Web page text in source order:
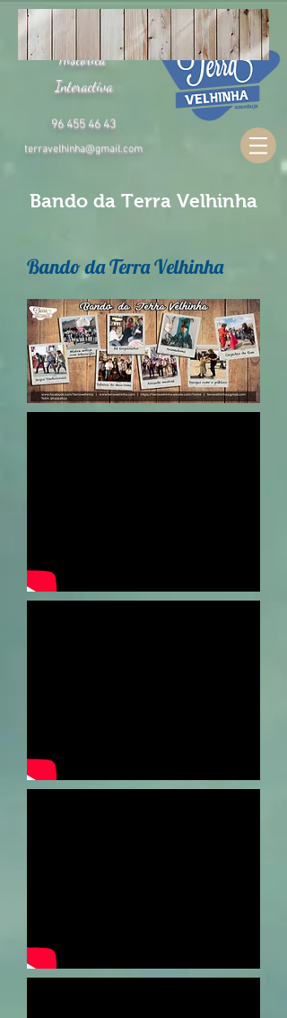
96 455 46 43
Histórica
Interactiva
terravelhinha@gmail.com
Bando da Terra Velhinha
Bando da Terra Velhinha